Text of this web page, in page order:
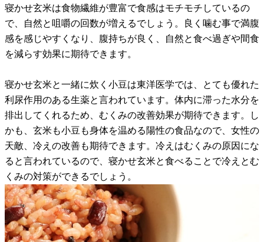
寝かせ玄米は食物繊維が豊富で食感はモチモチしているの
で、自然と咀嚼の回数が増えるでしょう。良く噛む事で満腹
感を感じやすくなり、腹持ちが良く、自然と食べ過ぎや間食
を減らす効果に期待できます。
寝かせ玄米と一緒に炊く小豆は東洋医学では、とても優れた
利尿作用のある生薬と言われています。体内に滞った水分を
排出してくれるため、むくみの改善効果が期待できます。し
かも、玄米も小豆も身体を温める陽性の食品なので、女性の
天敵、冷えの改善も期待できます。冷えはむくみの原因にな
ると言われているので、寝かせ玄米と食べることで冷えとむ
くみの対策ができるでしょう。